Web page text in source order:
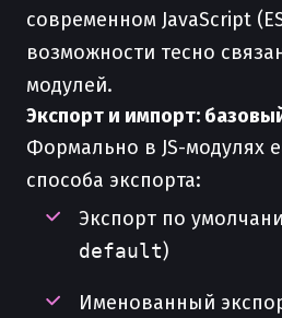
современном JavaScript
возможности тесно
модулей.
Экспорт и импорт:
Формально в JS-модулях
способа экспорта:
Экспорт по
default)
Именованный